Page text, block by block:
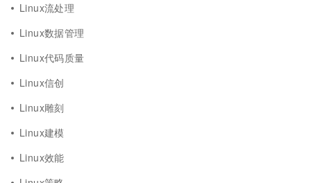
Linux流处理
Linux数据管理
Linux代码质量
Linux信创
Linux雕刻
Linux建模
Linux效能